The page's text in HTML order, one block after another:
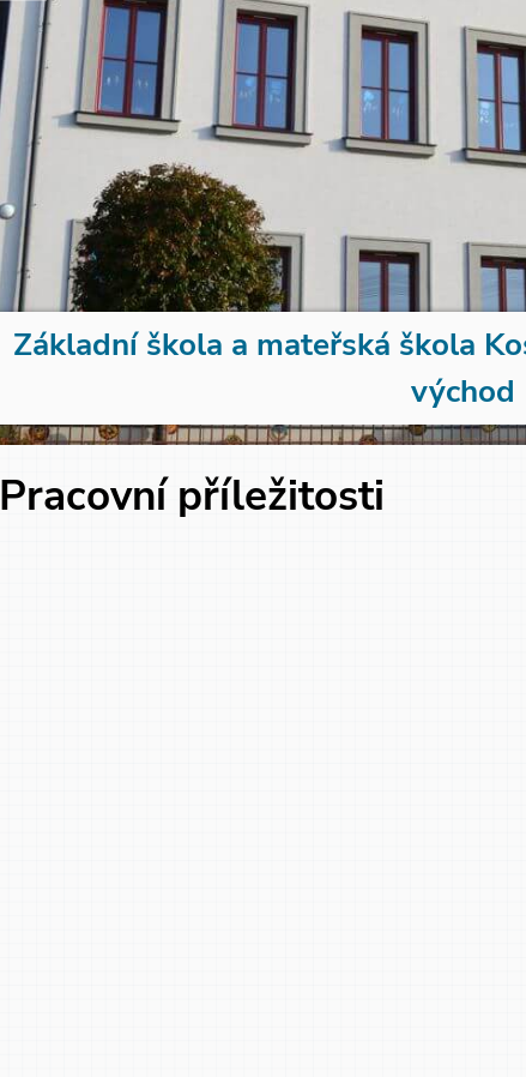
Základní škola a mateřská škola
východ
Pracovní příležitosti